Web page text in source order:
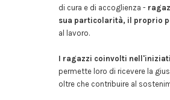
di cura e di accoglienza -
sua particolarità, il proprio
al lavoro.
I ragazzi coinvolti
permette loro di ricevere la
oltre che contribuire al